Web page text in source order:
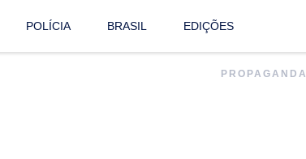
POLÍCIA BRASIL EDIÇÕES
PROPAGANDA